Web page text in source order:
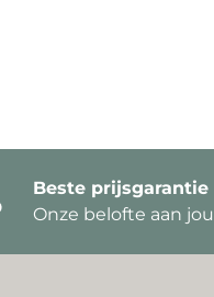
Beste prijsgarantie
Onze belofte aan jou